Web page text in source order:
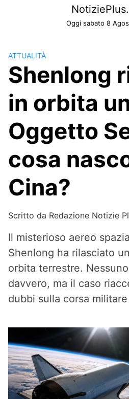
Oggi sabato 8
ATTUALITÀ
Shenlong
in orbita
Oggetto
cosa
Cina?
Scritto da Redazione Notizie
Il misterioso aereo
Shenlong ha rilasciato
orbita terrestre.
davvero, ma il caso
dubbi sulla corsa